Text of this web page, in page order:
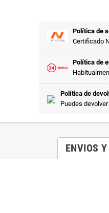
Política de
Certificado
Política de
Política de
Puedes
ENVIOS Y